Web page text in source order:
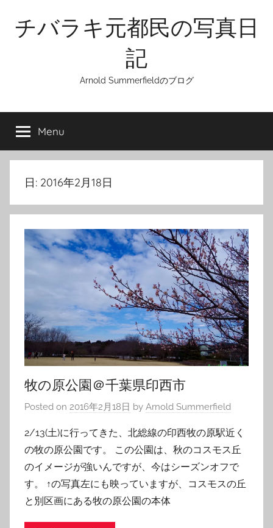
content
チバラキ元都民の写真日
記
Arnold Summerfieldのブログ
Menu
日: 2016年2月18日
牧の原公園＠千葉県印西市
Posted on 2016年2月18日 by Arnold Summerfield
2/13(土)に行ってきた、北総線の印西牧の原駅近く
の牧の原公園です。 この公園は、秋のコスモス丘
のイメージが強いんですが、今はシーズンオフで
す。 ↑の写真左にも映っていますが、コスモスの丘
と別区画にある牧の原公園の本体